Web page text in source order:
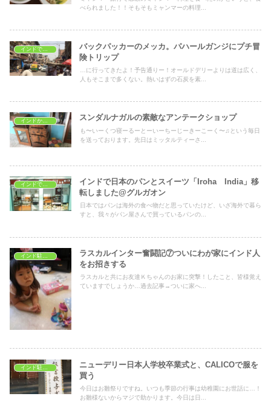
べられました！！そもそもミャンマーの料理...
バックパッカーのメッカ。パハールガンジにプチ冒
険トリップ
…に行ってきたよ！予告通りー！オールドデリーよりは道は広く、
人もそこまで多くない。熱いはずの石炭を素...
スンダルナガルの素敵なアンテークショップ
も〜いーくつ寝ーるーとーいーちーじーきーこーく〜♫という毎日
を送っております。先日はミッタルティーさ...
インドでショッピング
インドで日本のパンとスイーツ「Iroha India」移
転しました@グルガオン
日本ではパンは海外の食べ物だと思っていたけど、いざ海外で暮ら
すと、我々がパン屋さんで買っているパンの...
インド駐在生活
ラスカルインター奮闘記⑦ついにわが家にインド人
をお招きする
ラスカルと共にお友達Ｋちゃんのお家に突撃！したこと、皆様覚え
ていますでしょうか…過去記事→ついに家へ...
インド駐在生活
ニューデリー日本人学校卒業式と、CALICOで服を
買う
今日はお雛祭りですね。いつも季節の行事は幼稚園にお世話に…！
お雛様ないからマジで助かります。今日は日...